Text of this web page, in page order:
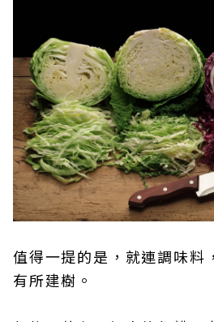
值得一提的是，就連調味料
有所建樹。